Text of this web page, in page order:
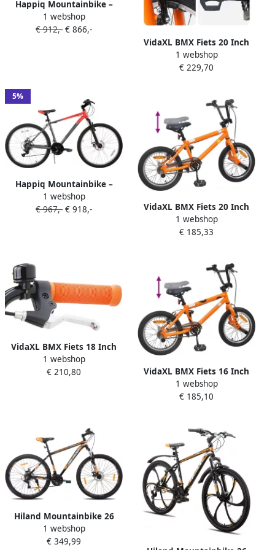
Happiq Mountainbike –
Voor heren en studenten –
18 versnellingen voor- en
1 webshop
€ 912,- € 866,-
VidaXL BMX Fiets 20 Inch
voor kinderen ouder dan 9
jaar Oranje
1 webshop
€ 229,70
5%
Happiq Mountainbike –
Voor heren en studenten –
18 versnellingen voor- en
1 webshop
€ 967,- € 918,-
VidaXL BMX Fiets 20 Inch
voor kinderen ouder dan 9
jaar Oranje
1 webshop
€ 185,33
VidaXL BMX Fiets 18 Inch
voor 7-10 jaar oud Oranje
1 webshop
€ 210,80
VidaXL BMX Fiets 16 Inch
voor 5-8 jaar oud Oranje
1 webshop
€ 185,10
Hiland Mountainbike 26
inch Unisex MTB 18
Versnellingen Lichtgewicht
1 webshop
€ 349,99